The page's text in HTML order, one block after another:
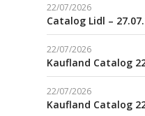
22/07/2026
Catalog Lidl –
22/07/2026
Kaufland Catalog
22/07/2026
Kaufland Catalog